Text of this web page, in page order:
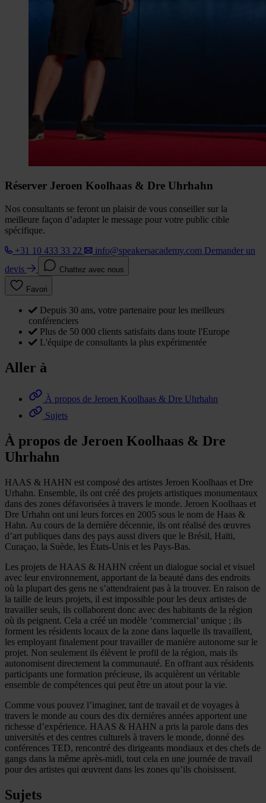
Réserver Jeroen Koolhaas & Dre Uhrhahn
Nos consultants se feront un plaisir de vous conseiller sur la
meilleure façon d’adapter le message pour votre public cible
spécifique.
+31 10 433 33 22
info@speakersacademy.com Demander un
devis
Chattez avec nous
Favori
Depuis 30 ans, votre partenaire pour les meilleurs
conférenciers
Plus de 50 000 clients satisfaits dans toute l'Europe
L'équipe de consultants la plus expérimentée
Aller à
À propos de Jeroen Koolhaas & Dre Uhrhahn
Sujets
À propos de Jeroen Koolhaas & Dre
Uhrhahn
HAAS & HAHN est composé des artistes Jeroen Koolhaas et Dre
Urhahn. Ensemble, ils ont créé des projets artistiques monumentaux
dans des zones défavorisées à travers le monde. Jeroen Koolhaas et
Dre Urhahn ont uni leurs forces en 2005 sous le nom de Haas &
Hahn. Au cours de la dernière décennie, ils ont réalisé des œuvres
d’art publiques dans des pays aussi divers que le Brésil, Haïti,
Curaçao, la Suède, les États-Unis et les Pays-Bas.
Les projets de HAAS & HAHN créent un dialogue social et visuel
avec leur environnement, apportant de la beauté dans des endroits
où la plupart des gens ne s’attendraient pas à la trouver. En raison de
la taille de leurs projets, il est impossible pour les deux artistes de
travailler seuls, ils collaborent donc avec des habitants de la région
où ils peignent. Cela a créé un modèle ‘commercial’ unique ; ils
forment les résidents locaux de la zone dans laquelle ils travaillent,
les employant finalement pour travailler de manière autonome sur le
projet. Non seulement ils élèvent le profil de la région, mais ils
autonomisent directement la communauté. En offrant aux résidents
participants une formation précieuse, ils acquièrent un véritable
ensemble de compétences qui peut être un atout pour la vie.
Comme vous pouvez l’imaginer, tant de travail et de voyages à
travers le monde au cours des dix dernières années apportent une
richesse d’expérience. HAAS & HAHN a pris la parole dans des
universités et des centres culturels à travers le monde, donné des
conférences TED, rencontré des dirigeants mondiaux et des chefs de
gangs dans la même après-midi, tout cela en une journée de travail
pour des artistes qui œuvrent dans les zones qu’ils choisissent.
Sujets